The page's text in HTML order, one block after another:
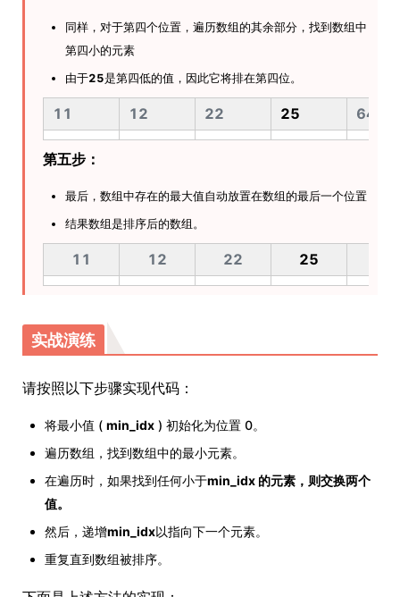
同样，对于第四个位置，遍历数组的其余部分，找到数组中
第四小的元素
由于25是第四低的值，因此它将排在第四位。
11 12 22 25 64
第五步：
最后，数组中存在的最大值自动放置在数组的最后一个位置
结果数组是排序后的数组。
11 12 22 25
实战演练
请按照以下步骤实现代码：
将最小值 ( min_idx ) 初始化为位置 0。
遍历数组，找到数组中的最小元素。
在遍历时，如果找到任何小于min_idx 的元素，则交换两个
值。
然后，递增min_idx以指向下一个元素。
重复直到数组被排序。